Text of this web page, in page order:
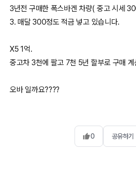
3년전 구매한 폭스바겐 차량( 중고 시세
3. 매달 300정도 적금 넣고 있습니다.
X5 1억.
중고차 3천에 팔고 7천 5년 할부로 구매
오바 일까요????
0 공유하기